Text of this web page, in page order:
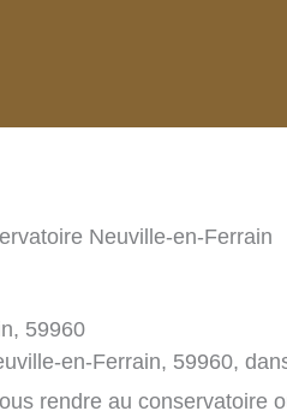
Neuville-en-Ferrain
59960
en-Ferrain, 59960,
rendre au conservatoire